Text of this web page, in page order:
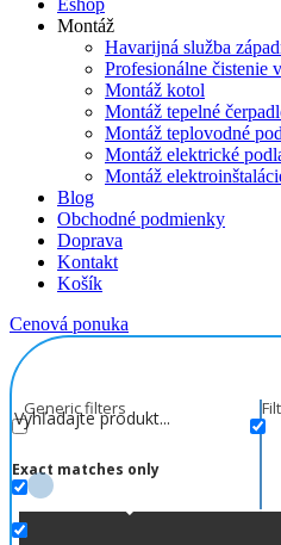
Eshop
Montáž
Havarijná služba
Profesionálne čistenie
Montáž kotol
Montáž tepelné
Montáž teplovodné
Montáž elektrické
Montáž
Blog
Obchodné podmienky
Doprava
Kontakt
Košík
Cenová ponuka
Generic filters
Exact matches only